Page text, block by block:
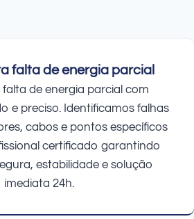
falta de energia parcial
falta de energia parcial com
e preciso. Identificamos falhas
cabos e pontos específicos
certificado garantindo
estabilidade e solução
imediata 24h.